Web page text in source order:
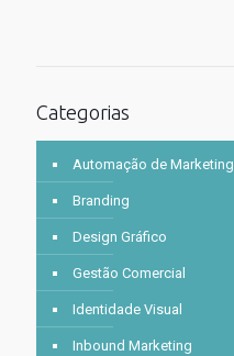
Categorias
Automação de Marketing
Branding
Design Gráfico
Gestão Comercial
Identidade Visual
Inbound Marketing